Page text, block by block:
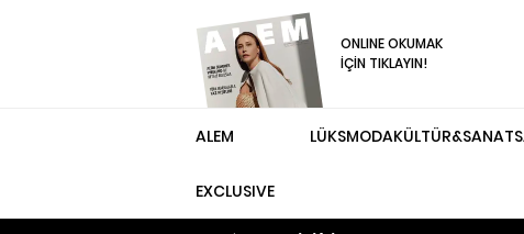
ONLINE OKUMAK
İÇİN TIKLAYIN!
ALEM
EXCLUSIVE
LÜKSMODAKÜLTÜR&SANAT